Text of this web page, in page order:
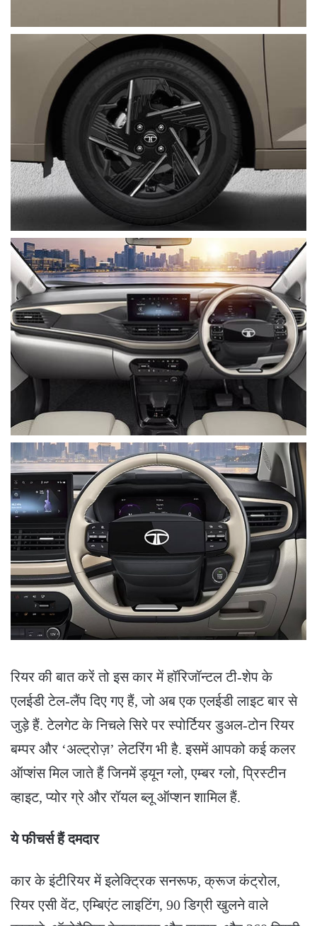
रियर की बात करें तो इस कार में हॉरिजॉन्टल टी-शेप के
एलईडी टेल-लैंप दिए गए हैं, जो अब एक एलईडी लाइट बार से
जुड़े हैं. टेलगेट के निचले सिरे पर स्पोर्टियर डुअल-टोन रियर
बम्पर और ‘अल्ट्रोज़’ लेटरिंग भी है. इसमें आपको कई कलर
ऑप्शंस मिल जाते हैं जिनमें ड्यून ग्लो, एम्बर ग्लो, प्रिस्टीन
व्हाइट, प्योर ग्रे और रॉयल ब्लू ऑप्शन शामिल हैं.
ये फीचर्स हैं दमदार
कार के इंटीरियर में इलेक्ट्रिक सनरूफ, क्रूज कंट्रोल,
रियर एसी वेंट, एम्बिएंट लाइटिंग, 90 डिग्री खुलने वाले